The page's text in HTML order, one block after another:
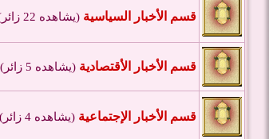
قسم الأخبار السياسية (يشاهده 22 زائر)
قسم الأخبار الأقتصادية (يشاهده 5 زائر)
قسم الأخبار الإجتماعية (يشاهده 4 زائر)